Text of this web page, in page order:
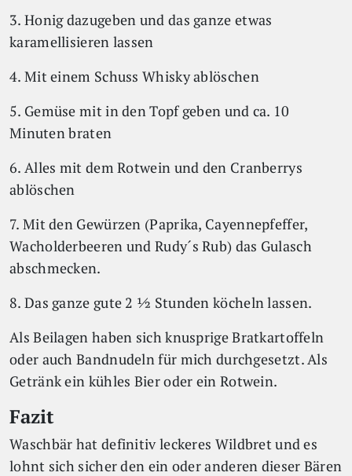
3. Honig dazugeben und das ganze etwas
karamellisieren lassen
4. Mit einem Schuss Whisky ablöschen
5. Gemüse mit in den Topf geben und ca. 10
Minuten braten
6. Alles mit dem Rotwein und den Cranberrys
ablöschen
7. Mit den Gewürzen (Paprika, Cayennepfeffer,
Wacholderbeeren und Rudy´s Rub) das Gulasch
abschmecken.
8. Das ganze gute 2 ½ Stunden köcheln lassen.
Als Beilagen haben sich knusprige Bratkartoffeln
oder auch Bandnudeln für mich durchgesetzt. Als
Getränk ein kühles Bier oder ein Rotwein.
Fazit
Waschbär hat definitiv leckeres Wildbret und es
lohnt sich sicher den ein oder anderen dieser Bären